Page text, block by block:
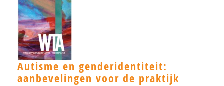
drs. Anne In ’t Velt - Simon Thomas
Dr. Anoek M. Oerlemans
Alvin van Asselt
Tony Attwood
Autisme en genderidentiteit:
aanbevelingen voor de praktijk